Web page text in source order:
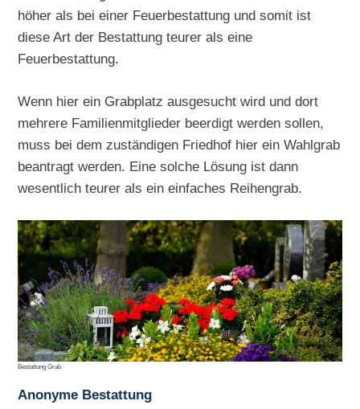
höher als bei einer Feuerbestattung und somit ist
diese Art der Bestattung teurer als eine
Feuerbestattung.
Wenn hier ein Grabplatz ausgesucht wird und dort
mehrere Familienmitglieder beerdigt werden sollen,
muss bei dem zuständigen Friedhof hier ein Wahlgrab
beantragt werden. Eine solche Lösung ist dann
wesentlich teurer als ein einfaches Reihengrab.
Bestattung Grab
Anonyme Bestattung